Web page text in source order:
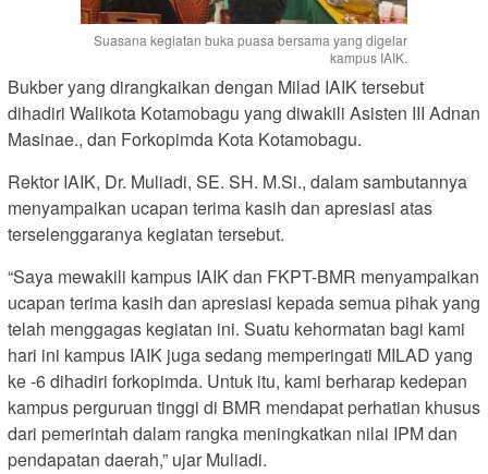
Suasana kegiatan buka puasa bersama yang digelar
kampus IAIK.
Bukber yang dirangkaikan dengan Milad IAIK tersebut
dihadiri Walikota Kotamobagu yang diwakili Asisten III Adnan
Masinae., dan Forkopimda Kota Kotamobagu.
Rektor IAIK, Dr. Muliadi, SE. SH. M.Si., dalam sambutannya
menyampaikan ucapan terima kasih dan apresiasi atas
terselenggaranya kegiatan tersebut.
“Saya mewakili kampus IAIK dan FKPT-BMR menyampaikan
ucapan terima kasih dan apresiasi kepada semua pihak yang
telah menggagas kegiatan ini. Suatu kehormatan bagi kami
hari ini kampus IAIK juga sedang memperingati MILAD yang
ke -6 dihadiri forkopimda. Untuk itu, kami berharap kedepan
kampus perguruan tinggi di BMR mendapat perhatian khusus
dari pemerintah dalam rangka meningkatkan nilai IPM dan
pendapatan daerah,” ujar Muliadi.